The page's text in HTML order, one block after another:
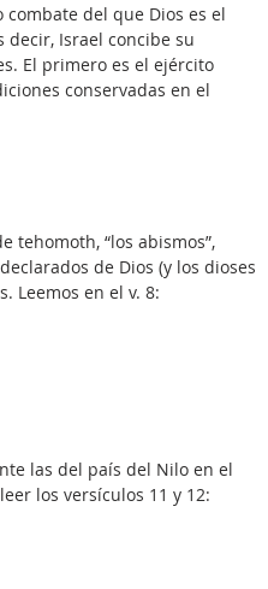
del que Dios es el
decir, Israel concibe su
El primero es el ejército
conservadas en el
tehomoth, “los abismos”,
de Dios (y los dioses
Leemos en el v. 8:
las del país del Nilo en el
los versículos 11 y 12: